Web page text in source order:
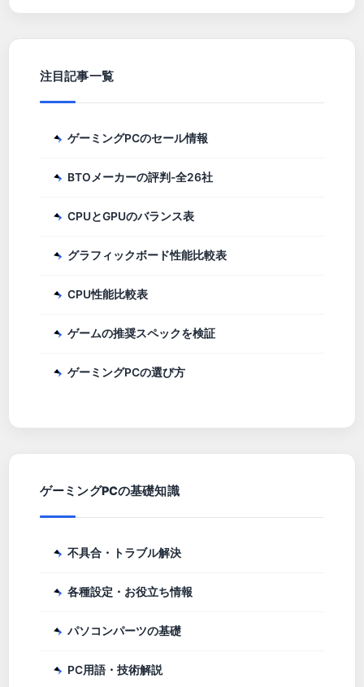
注目記事一覧
ゲーミングPCのセール情報
BTOメーカーの評判-全26社
CPUとGPUのバランス表
グラフィックボード性能比較表
CPU性能比較表
ゲームの推奨スペックを検証
ゲーミングPCの選び方
ゲーミングPCの基礎知識
不具合・トラブル解決
各種設定・お役立ち情報
パソコンパーツの基礎
PC用語・技術解説